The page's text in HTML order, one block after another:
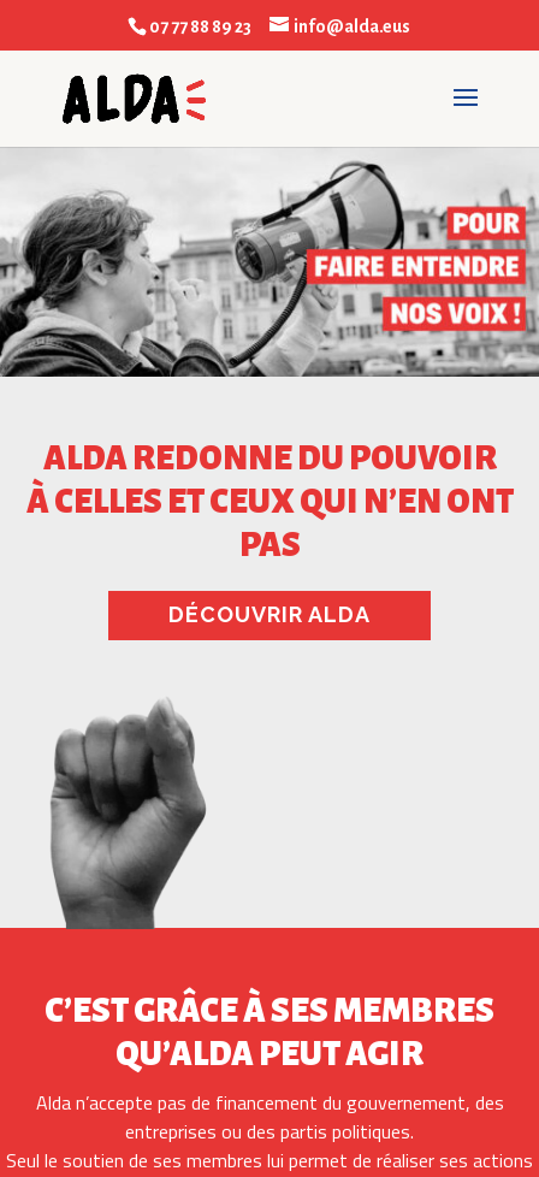
07 77 88 89 23 info@alda.eus
ALDA REDONNE DU POUVOIR
À CELLES ET CEUX QUI N’EN ONT
PAS
DÉCOUVRIR ALDA
C’EST GRÂCE À SES MEMBRES
QU’ALDA PEUT AGIR
Alda n’accepte pas de financement du gouvernement, des
entreprises ou des partis politiques.
Seul le soutien de ses membres lui permet de réaliser ses actions